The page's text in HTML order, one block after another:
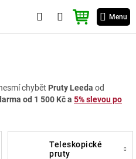
Menu
NÁKUPNÍ
KOŠÍK
chybět Pruty Leeda od
od 1 500 Kč a 5% slevou po
teleskopické
pruty